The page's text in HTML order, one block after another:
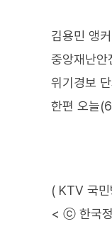
김용민 앵
중앙재난안
위기경보
한편 오늘
( KTV 국민
< ⓒ 한국정